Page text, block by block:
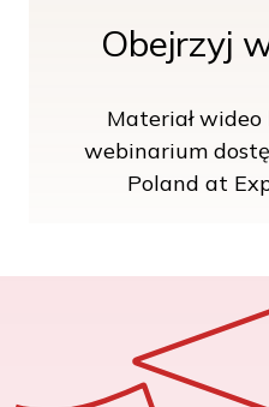
Obejrzyj
Materiał
webinarium
Poland at